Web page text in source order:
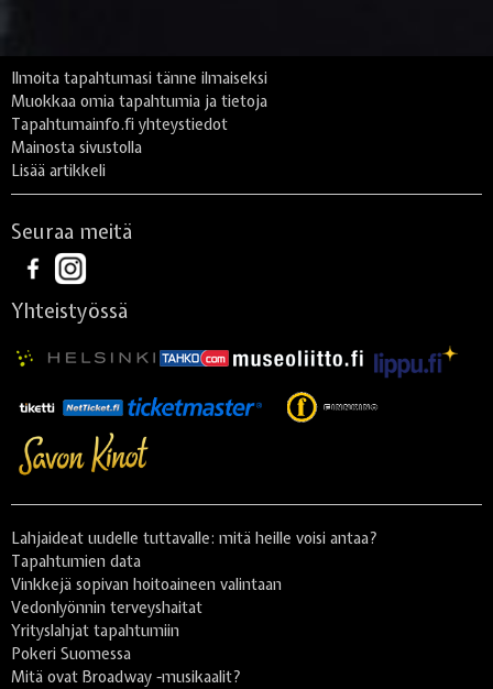
Ilmoita tapahtumasi tänne ilmaiseksi
Muokkaa omia tapahtumia ja tietoja
Tapahtumainfo.fi yhteystiedot
Mainosta sivustolla
Lisää artikkeli
Seuraa meitä
Yhteistyössä
Lahjaideat uudelle tuttavalle: mitä heille voisi antaa?
Tapahtumien data
Vinkkejä sopivan hoitoaineen valintaan
Vedonlyönnin terveyshaitat
Yrityslahjat tapahtumiin
Pokeri Suomessa
Mitä ovat Broadway -musikaalit?